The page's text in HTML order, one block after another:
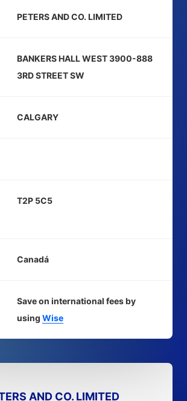
PETERS AND CO. LIMITED
BANKERS HALL WEST 3900-888
3RD STREET SW
CALGARY
T2P 5C5
Canadá
Save on international fees by
using Wise
AND CO. LIMITED